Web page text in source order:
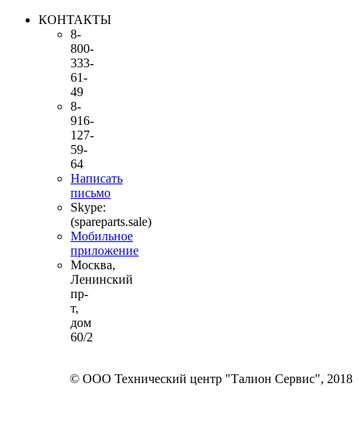
КОНТАКТЫ
8-
800-
333-
61-
49
8-
916-
127-
59-
64
Написать
письмо
Skype:
(spareparts.sale)
Мобильное
приложение
Москва,
Ленинский
пр-
т,
дом
60/2
© ООО Технический центр "Талион Сервис", 2018